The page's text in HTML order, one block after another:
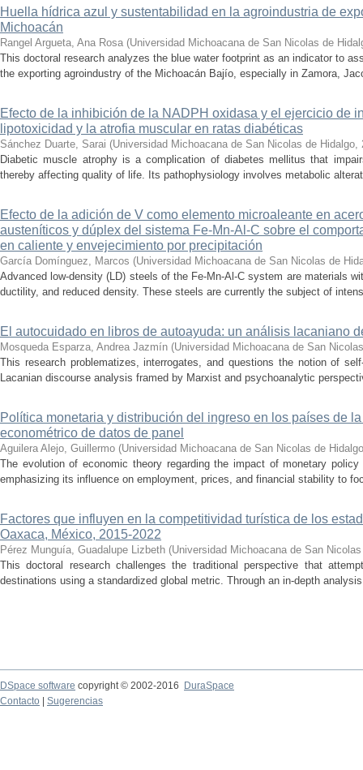
Huella hídrica azul y sustentabilidad en la agroindustria de
Michoacán
Rangel Argueta, Ana Rosa (Universidad Michoacana de San Nicolas de
This doctoral research analyzes the blue water footprint as an indicator to
the exporting agroindustry of the Michoacán Bajío, especially in Zamora,
Efecto de la inhibición de la NADPH oxidasa y el ejercicio de
lipotoxicidad y la atrofia muscular en ratas diabéticas
Sánchez Duarte, Sarai (Universidad Michoacana de San Nicolas de Hidalgo,
Diabetic muscle atrophy is a complication of diabetes mellitus that
thereby affecting quality of life. Its pathophysiology involves metabolic
Efecto de la adición de V como elemento microaleante en
austeníticos y dúplex del sistema Fe-Mn-Al-C sobre el
en caliente y envejecimiento por precipitación
García Domínguez, Marcos (Universidad Michoacana de San Nicolas de
Advanced low-density (LD) steels of the Fe-Mn-Al-C system are materials
ductility, and reduced density. These steels are currently the subject of
El autocuidado en libros de autoayuda: un análisis lacaniano
Mosqueda Esparza, Andrea Jazmín (Universidad Michoacana de San
This research problematizes, interrogates, and questions the notion of
Lacanian discourse analysis framed by Marxist and psychoanalytic
Política monetaria y distribución del ingreso en los países de
econométrico de datos de panel
Aguilera Alejo, Guillermo (Universidad Michoacana de San Nicolas de Hidalgo
The evolution of economic theory regarding the impact of monetary
emphasizing its influence on employment, prices, and financial stability to
Factores que influyen en la competitividad turística de los
Oaxaca, México, 2015-2022
Pérez Munguía, Guadalupe Lizbeth (Universidad Michoacana de San
This doctoral research challenges the traditional perspective that
destinations using a standardized global metric. Through an in-depth
DSpace software copyright © 2002-2016
DuraSpace
Contacto
Sugerencias